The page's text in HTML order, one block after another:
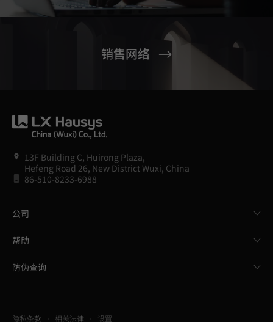
销售网络
13F Building C, Huirong Plaza,
Hefeng Road 26, New District Wuxi, China
86-510-8233-6988
公司
帮助
防伪查询
隐私条款 相关法律 设置